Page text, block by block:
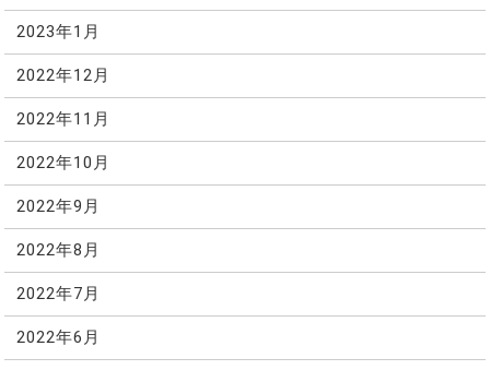
2023年1月
2022年12月
2022年11月
2022年10月
2022年9月
2022年8月
2022年7月
2022年6月